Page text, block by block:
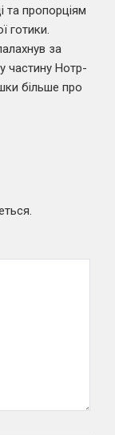
та пропорціям
готики.
за
частину Нотр-
більше про